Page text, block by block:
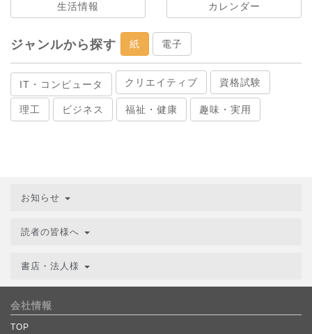
生活情報 カレンダー
ジャンルから探す 紙 電子
IT・コンピュータ クリエイティブ 資格試験
理工 ビジネス 福祉・健康 趣味・実用
お知らせ
読者の皆様へ
書店・法人様
会社情報
TOP